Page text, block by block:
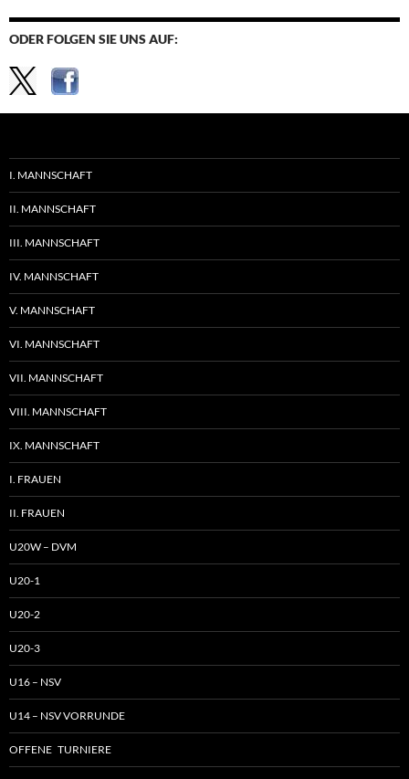
ODER FOLGEN SIE UNS AUF:
I. MANNSCHAFT
II. MANNSCHAFT
III. MANNSCHAFT
IV. MANNSCHAFT
V. MANNSCHAFT
VI. MANNSCHAFT
VII. MANNSCHAFT
VIII. MANNSCHAFT
IX. MANNSCHAFT
I. FRAUEN
II. FRAUEN
U20W – DVM
U20-1
U20-2
U20-3
U16 – NSV
U14 – NSV VORRUNDE
OFFENE TURNIERE